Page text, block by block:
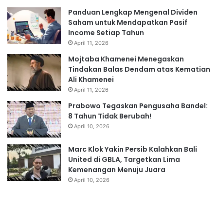
Panduan Lengkap Mengenal Dividen
Saham untuk Mendapatkan Pasif
Income Setiap Tahun
April 11, 2026
Mojtaba Khamenei Menegaskan
Tindakan Balas Dendam atas Kematian
Ali Khamenei
April 11, 2026
Prabowo Tegaskan Pengusaha Bandel:
8 Tahun Tidak Berubah!
April 10, 2026
Marc Klok Yakin Persib Kalahkan Bali
United di GBLA, Targetkan Lima
Kemenangan Menuju Juara
April 10, 2026